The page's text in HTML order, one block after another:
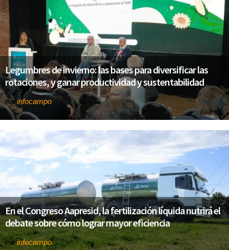
Legumbres de invierno: las bases para diversificar las
rotaciones, y ganar productividad y sustentabilidad
Por infocampo
En el Congreso Aapresid, la fertilización líquida nutrirá el
debate sobre cómo lograr mayor eficiencia
Porinfocampo